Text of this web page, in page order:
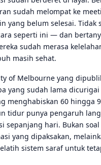
di 30 Menit Pertama
Kecil di Awal Hari
Langsung Mempengaruhi
10 Menit
Sebelum Memulai
Pagi: Dua Faktor yang
sudah melompat ke
yang belum selesai. Tidak
seperti ini — dan
sudah merasa
masih sehat.
of Melbourne yang
yang sudah lama dicurigai
menghabiskan 60 hingga
tidur punya pengaruh
sepanjang hari. Bukan
yang dipaksakan,
sistem saraf untuk